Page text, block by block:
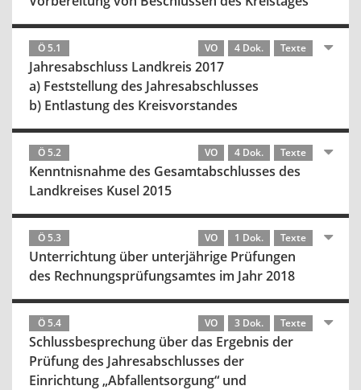
Ö 5.1 VO 4 Dok. Texte
Jahresabschluss Landkreis 2017
a) Feststellung des Jahresabschlusses
b) Entlastung des Kreisvorstandes
Ö 5.2 VO 4 Dok. Texte
Kenntnisnahme des Gesamtabschlusses des
Landkreises Kusel 2015
Ö 5.3 VO 1 Dok. Texte
Unterrichtung über unterjährige Prüfungen
des Rechnungsprüfungsamtes im Jahr 2018
Ö 5.4 VO 3 Dok. Texte
Schlussbesprechung über das Ergebnis der
Prüfung des Jahresabschlusses der
Einrichtung „Abfallentsorgung“ und